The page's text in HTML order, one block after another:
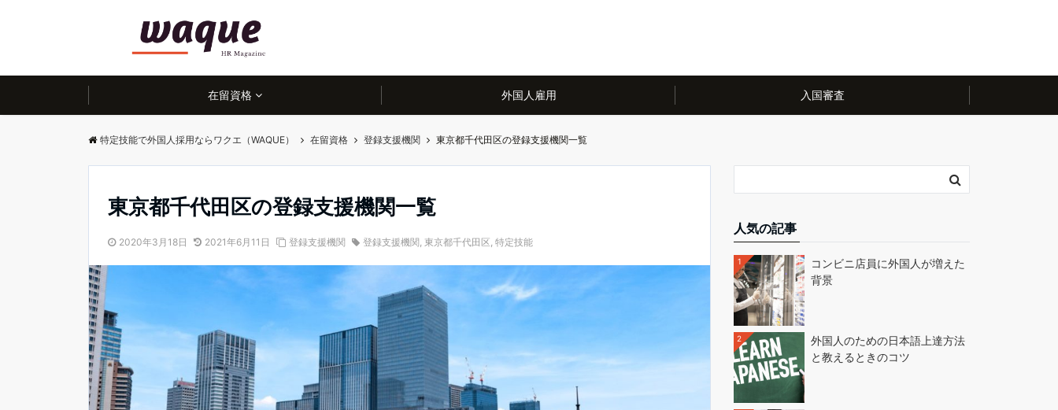
在留資格 外国人雇用 入国審査
特定技能で外国人採用ならワクエ（WAQUE） 在留資格 登録支援機関 東京都千代田区の登録支援機関一覧
東京都千代田区の登録支援機関一覧
2020年3月18日 2021年6月11日 登録支援機関 登録支援機関, 東京都千代田区, 特定技能
人気の記事
1
コンビニ店員に外国人が増えた
背景
2
外国人のための日本語上達方法
と教えるときのコツ